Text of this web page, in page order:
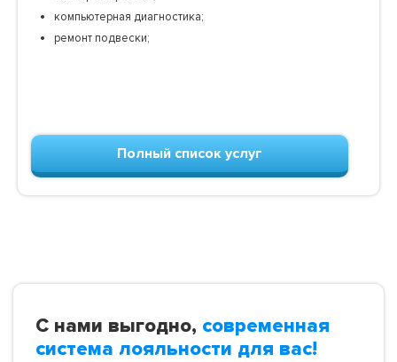
компьютерная диагностика;
ремонт подвески;
Полный список услуг
С нами выгодно, современная
система лояльности для вас!